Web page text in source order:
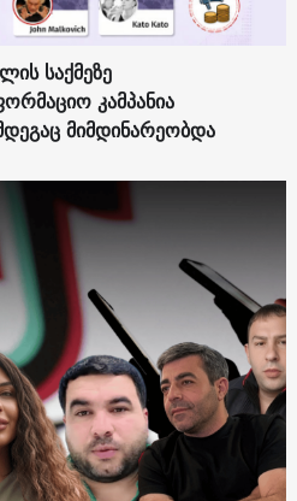
საქმეზე
კამპანია
მიმდინარეობდა